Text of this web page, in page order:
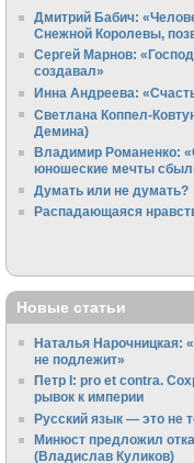
Дмитрий Бабич:
Снежной Королевы,
Сергей Марнов:
создавал»
Инна Андреева:
Светлана Коппел-
Демина)
Владимир Романенко:
юношеские мечты
Думать или не думать?
Распадающаяся
Новые статьи
Наталья Нарочницкая:
не подлежит»
Петр I: pro et contra.
рывок к империи
Русский язык — это не
Минюст предложил
(Владислав Куликов)